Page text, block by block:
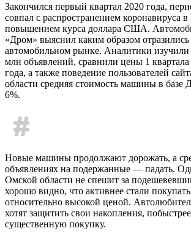
Закончился первый квартал 2020 года,
совпал с распространением коронавируса
повышением курса доллара США.
«Дром» выяснил каким образом
автомобильном рынке. Аналитики изучили
млн объявлений, сравнили цены 1
года, а также поведение пользователей
области средняя стоимость машины в базе
6%.
Новые машины продолжают дорожать, а
объявлениях на подержанные — падать.
Омской области не спешит за
хорошо видно, что активнее стали
относительно высокой ценой.
хотят защитить свои накопления,
существенную покупку.